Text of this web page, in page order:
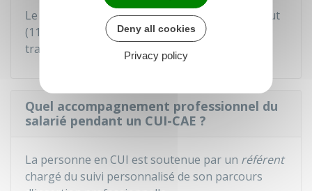
Le salaire est au moins égal auSmic
horaire brut
(11,88 €
) multiplié par le nombre d'heures
travaillées.
Quel accompagnement professionnel du
salarié pendant un CUI-CAE ?
La personne en CUI est soutenue par un référent
chargé du suivi personnalisé de son parcours
Deny all cookies
Privacy policy